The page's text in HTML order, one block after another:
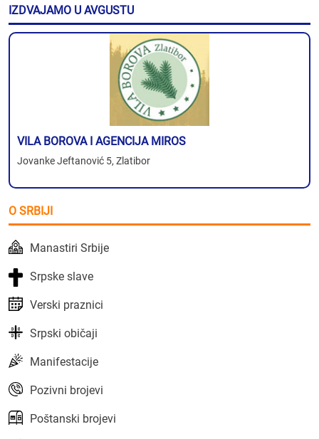
IZDVAJAMO U AVGUSTU
VILA BOROVA I AGENCIJA MIROS
Jovanke Jeftanović 5, Zlatibor
O SRBIJI
Manastiri Srbije
Srpske slave
Verski praznici
Srpski običaji
Manifestacije
Pozivni brojevi
Poštanski brojevi